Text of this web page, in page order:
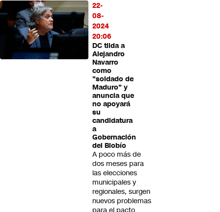
22-
08-
2024
20:06
DC tilda a
Alejandro
Navarro
como
"soldado de
Maduro" y
anuncia que
no apoyará
su
candidatura
a
Gobernación
del Biobío
A poco más de
dos meses para
las elecciones
municipales y
regionales, surgen
nuevos problemas
para el pacto